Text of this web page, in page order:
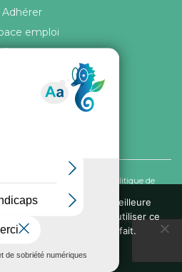
Adhérer
emploi
Contact
Politique de
et développement de ce site réalisés par
pour vous garantir la meilleure
Si vous continuez à utiliser ce
que vous en êtes satisfait.